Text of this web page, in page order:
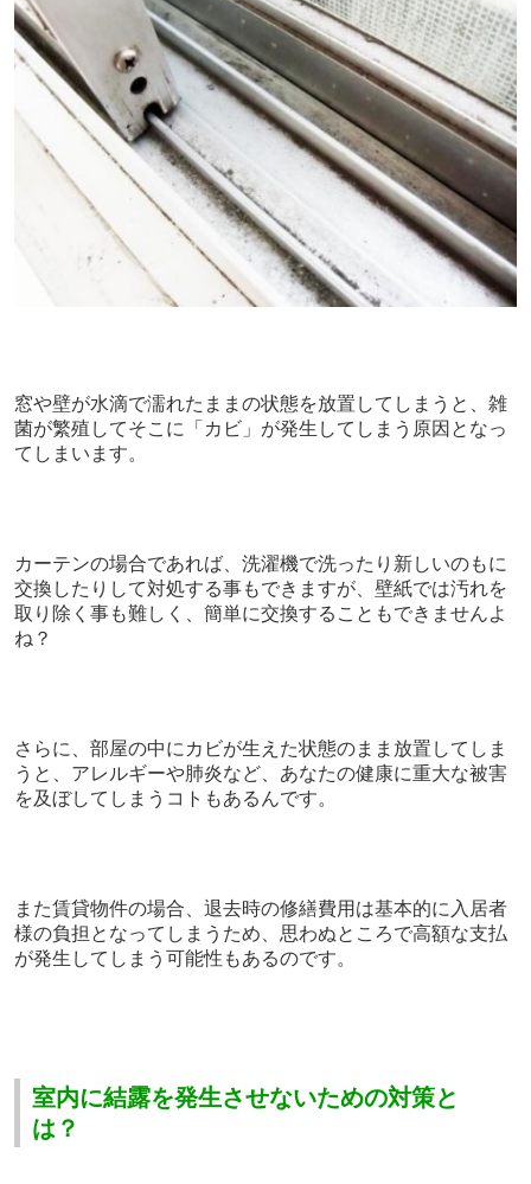
窓や壁が水滴で濡れたままの状態を放置してしまうと、雑
菌が繁殖してそこに「カビ」が発生してしまう原因となっ
てしまいます。
カーテンの場合であれば、洗濯機で洗ったり新しいのもに
交換したりして対処する事もできますが、壁紙では汚れを
取り除く事も難しく、簡単に交換することもできませんよ
ね？
さらに、部屋の中にカビが生えた状態のまま放置してしま
うと、アレルギーや肺炎など、あなたの健康に重大な被害
を及ぼしてしまうコトもあるんです。
また賃貸物件の場合、退去時の修繕費用は基本的に入居者
様の負担となってしまうため、思わぬところで高額な支払
が発生してしまう可能性もあるのです。
室内に結露を発生させないための対策と
は？